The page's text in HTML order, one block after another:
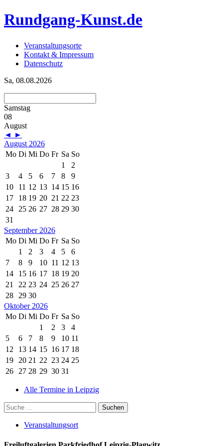
Rundgang-Kunst.de
Veranstaltungsorte
Kontakt & Impressum
Datenschutz
Sa, 08.08.2026
Samstag
08
August
◄ ►
August 2026
Mo Di Mi Do Fr Sa So
1
2
3
4 5 6 7 8
9
10
11 12 13 14 15 16
17
18 19 20 21 22 23
24 25 26 27 28 29 30
31
September 2026
Mo Di Mi Do Fr Sa So
1
2 3 4 5
6
7
8 9 10 11 12 13
14
15 16 17 18 19 20
21
22 23 24 25 26 27
28 29 30
Oktober 2026
Mo Di Mi Do Fr Sa So
1
2 3
4
5
6 7 8 9 10 11
12
13 14 15 16 17 18
19 20 21 22 23 24 25
26 27 28 29 30 31
Alle Termine in Leipzig
Veranstaltungsort